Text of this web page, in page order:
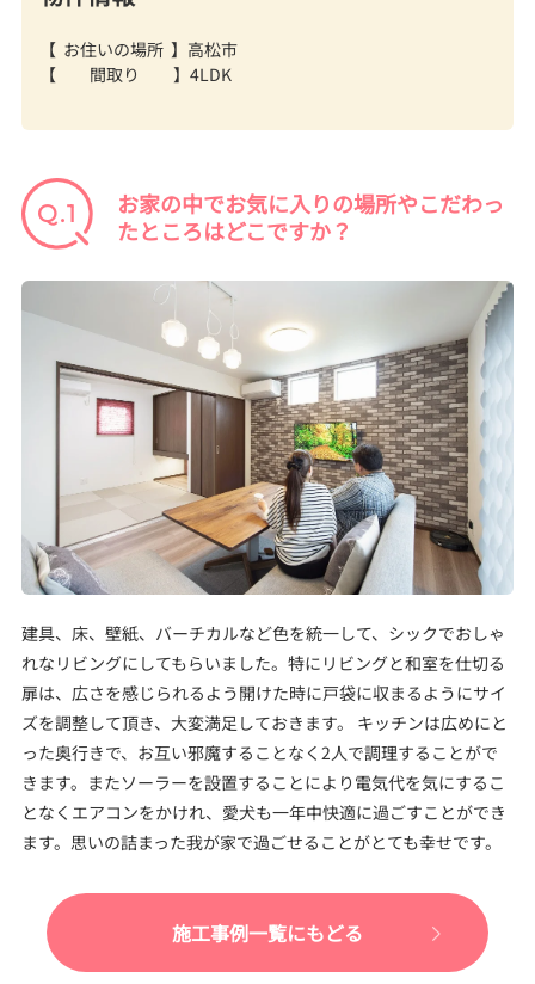
【 お住いの場所 】高松市
【 間取り 】4LDK
お家の中でお気に入りの場所やこだわっ
たところはどこですか？
建具、床、壁紙、バーチカルなど色を統一して、シックでおしゃ
れなリビングにしてもらいました。特にリビングと和室を仕切る
扉は、広さを感じられるよう開けた時に戸袋に収まるようにサイ
ズを調整して頂き、大変満足しておきます。 キッチンは広めにと
った奥行きで、お互い邪魔することなく2人で調理することがで
きます。またソーラーを設置することにより電気代を気にするこ
となくエアコンをかけれ、愛犬も一年中快適に過ごすことができ
ます。思いの詰まった我が家で過ごせることがとても幸せです。
施工事例一覧にもどる